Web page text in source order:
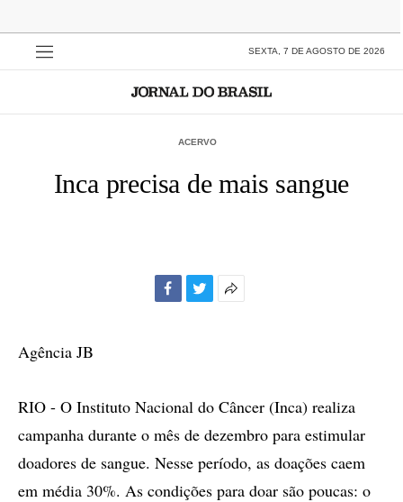
SEXTA, 7 DE AGOSTO DE 2026
ACERVO
Inca precisa de mais sangue
Agência JB
RIO - O Instituto Nacional do Câncer (Inca) realiza
campanha durante o mês de dezembro para estimular
doadores de sangue. Nesse período, as doações caem
em média 30%. As condições para doar são poucas: o